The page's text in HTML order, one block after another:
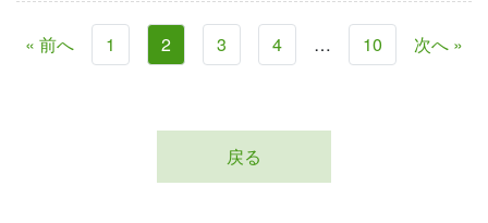
« 前へ 1 2 3 4 … 10 次へ »
戻る